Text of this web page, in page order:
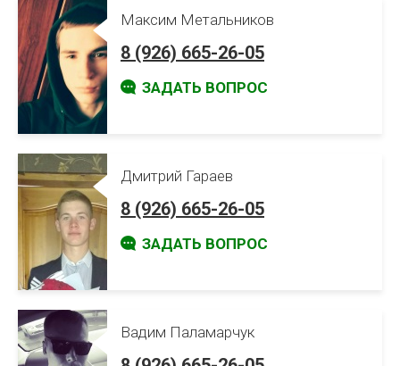
Максим Метальников
8 (926) 665-26-05
ЗАДАТЬ ВОПРОС
Дмитрий Гараев
8 (926) 665-26-05
ЗАДАТЬ ВОПРОС
Вадим Паламарчук